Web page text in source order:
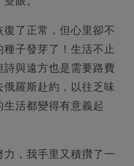
復了正常，但心里卻不
子發芽了！生活不止
詩與遠方也是需要路費
俄羅斯赴約，以往乏味
生活都變得有意義起
力，我手里又積攢了一